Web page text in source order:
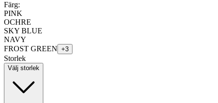
Färg:
PINK
OCHRE
SKY BLUE
NAVY
FROST GREEN +3
Storlek
Välj storlek